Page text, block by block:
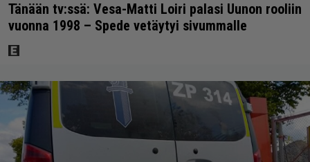
Tänään tv:ssä: Vesa-Matti Loiri palasi Uunon rooliin
vuonna 1998 – Spede vetäytyi sivummalle